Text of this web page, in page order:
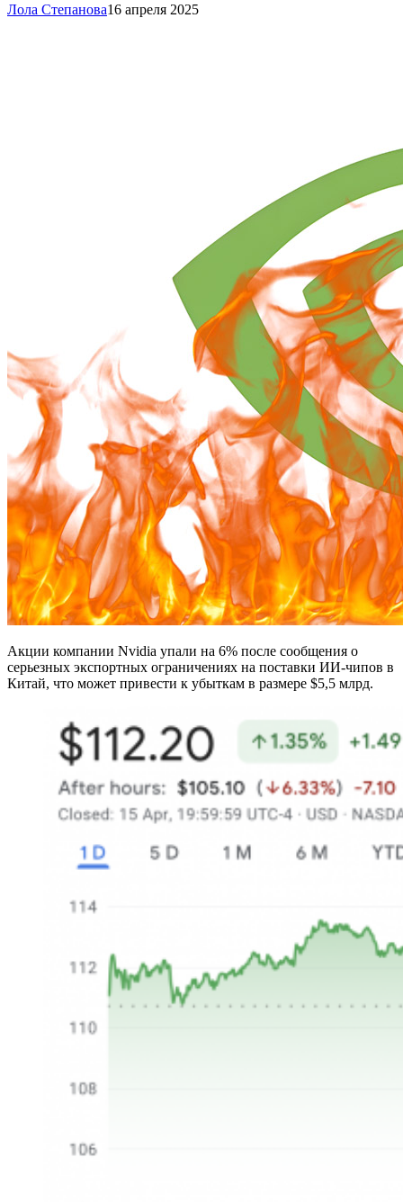
Лола Степанова16 апреля 2025
Акции компании Nvidia упали на 6% после сообщения о
серьезных экспортных ограничениях на поставки ИИ-чипов в
Китай, что может привести к убыткам в размере $5,5 млрд.